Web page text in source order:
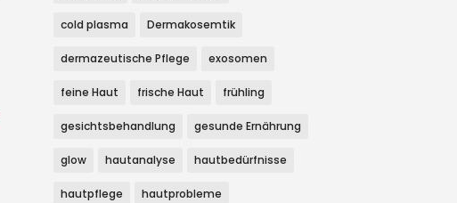
cold plasma Dermakosemtik
dermazeutische Pflege exosomen
feine Haut frische Haut frühling
gesichtsbehandlung gesunde Ernährung
glow hautanalyse hautbedürfnisse
hautpflege hautprobleme